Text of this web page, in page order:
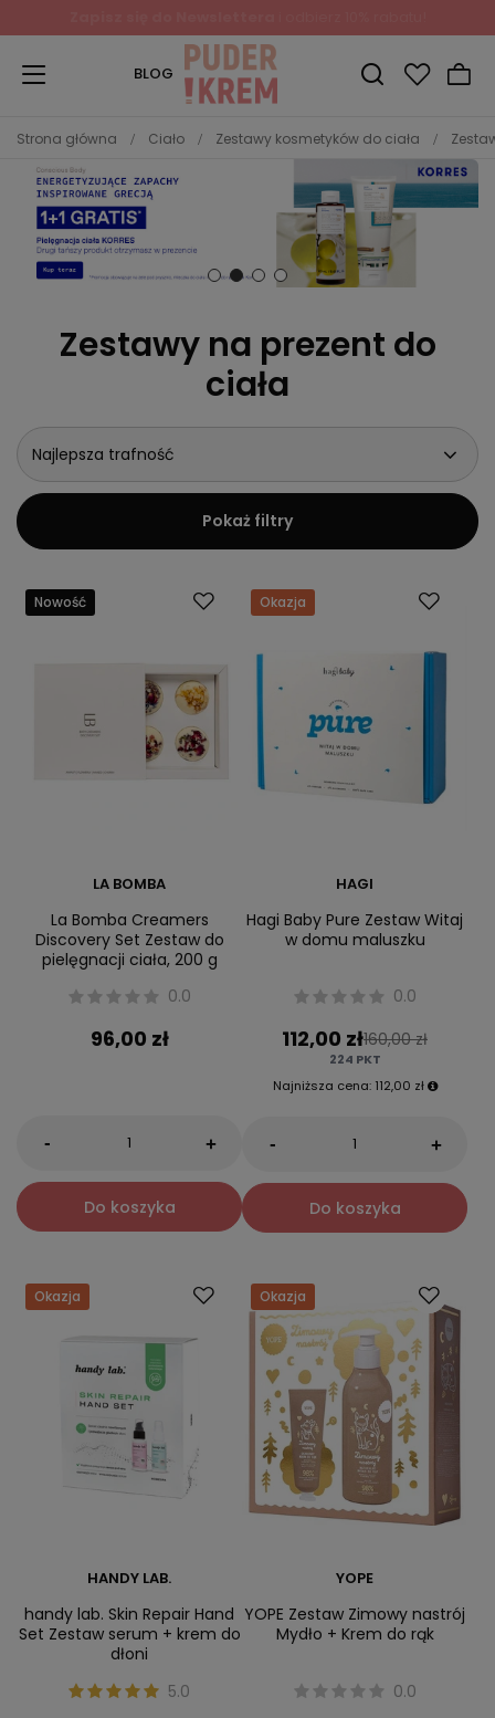
BLOG
Strona główna Ciało Zestawy kosmetyków do ciała
Zestawy na prezent do
ciała
Najlepsza trafność
Pokaż filtry
Nowość
LA BOMBA
La Bomba Creamers
Discovery Set Zestaw do
pielęgnacji ciała, 200 g
0.0
96,00 zł
- +
Do koszyka
Okazja
HAGI
Hagi Baby Pure Zestaw Witaj
w domu maluszku
0.0
112,00 zł160,00 zł
224 PKT
Najniższa cena: 112,00 zł
- +
Do koszyka
Okazja
HANDY LAB.
handy lab. Skin Repair Hand
Set Zestaw serum + krem do
dłoni
5.0
Okazja
YOPE
YOPE Zestaw Zimowy nastrój
Mydło + Krem do rąk
0.0